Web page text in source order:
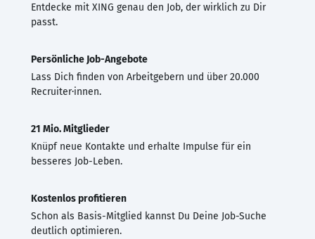
Entdecke mit XING genau den Job, der wirklich zu Dir
passt.
Persönliche Job-Angebote
Lass Dich finden von Arbeitgebern und über 20.000
Recruiter·innen.
21 Mio. Mitglieder
Knüpf neue Kontakte und erhalte Impulse für ein
besseres Job-Leben.
Kostenlos profitieren
Schon als Basis-Mitglied kannst Du Deine Job-Suche
deutlich optimieren.